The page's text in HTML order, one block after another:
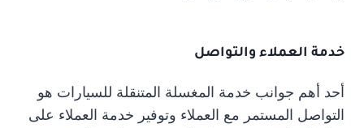
خدمة العملاء والتواصل
أحد أهم جوانب خدمة المغسلة المتنقلة للسيارات هو
التواصل المستمر مع العملاء وتوفير خدمة العملاء على